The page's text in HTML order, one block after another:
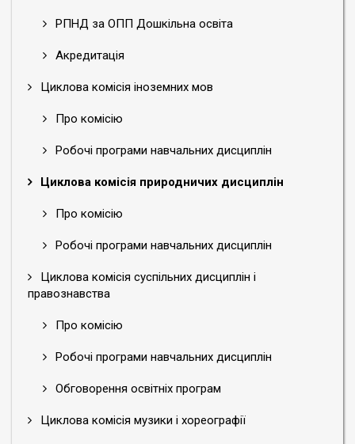
РПНД за ОПП Дошкільна освіта
Акредитація
Циклова комісія іноземних мов
Про комісію
Робочі програми навчальних дисциплін
Циклова комісія природничих дисциплін
Про комісію
Робочі програми навчальних дисциплін
Циклова комісія суспільних дисциплін і
правознавства
Про комісію
Робочі програми навчальних дисциплін
Обговорення освітніх програм
Циклова комісія музики і хореографії